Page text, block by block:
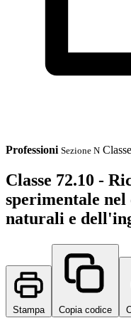
Professioni Sezione N Classe
Classe 72.10 -
sperimentale nel
naturali e
Stampa Copia codice